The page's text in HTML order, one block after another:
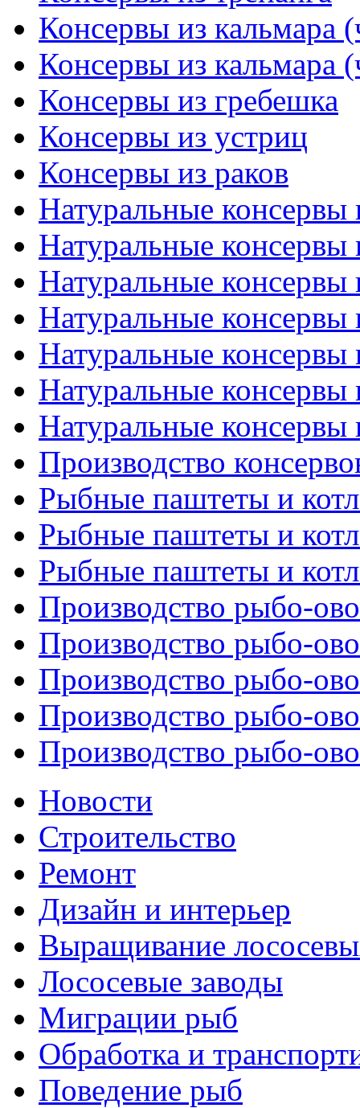
Консервы из кальмара
Консервы из кальмара
Консервы из гребешка
Консервы из устриц
Консервы из раков
Натуральные консервы
Натуральные консервы
Натуральные консервы
Натуральные консервы
Натуральные консервы
Натуральные консервы
Натуральные консервы
Производство
Рыбные паштеты и
Рыбные паштеты и
Рыбные паштеты и
Производство рыбо-
Производство рыбо-
Производство рыбо-
Производство рыбо-
Производство рыбо-
Новости
Строительство
Ремонт
Дизайн и интерьер
Выращивание
Лососевые заводы
Миграции рыб
Обработка и
Поведение рыб